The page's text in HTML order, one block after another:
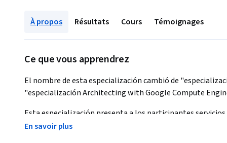
À propos Résultats Cours Témoignages
Ce que vous apprendrez
El nombre de esta especialización cambió de
"especialización Architecting with Google Compute
Esta especialización presenta a los participantes
proporcionados por Google Cloud Platform. Mediante
En savoir plus